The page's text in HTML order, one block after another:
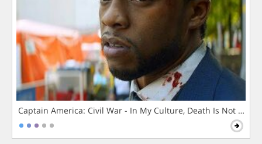
Captain America: Civil War - In My Culture, Death Is Not The